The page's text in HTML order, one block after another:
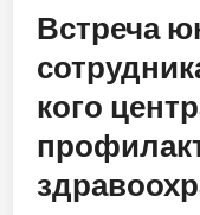
Встреча
кого